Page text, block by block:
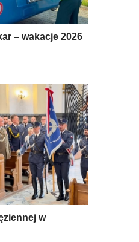
– wakacje 2026
w